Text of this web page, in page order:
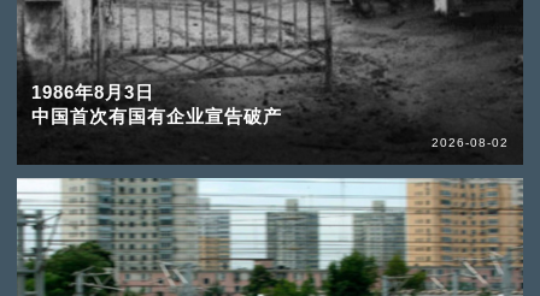
1986年8月3日
中国首次有国有企业宣告破产
2026-08-02